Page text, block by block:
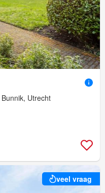
Utrecht
veel vraag